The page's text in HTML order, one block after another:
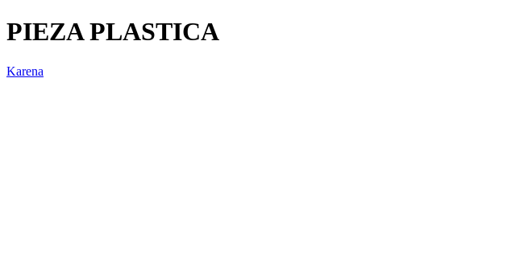
PIEZA PLASTICA
Karena